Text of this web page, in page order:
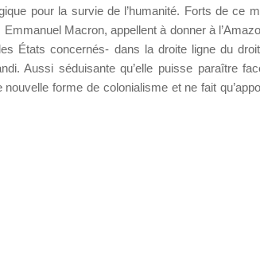
pour la survie de l’humanité. Forts de ce
Macron, appellent à donner à
États concernés- dans la droite ligne du droit
Aussi séduisante qu’elle puisse paraître
nouvelle forme de colonialisme et ne fait